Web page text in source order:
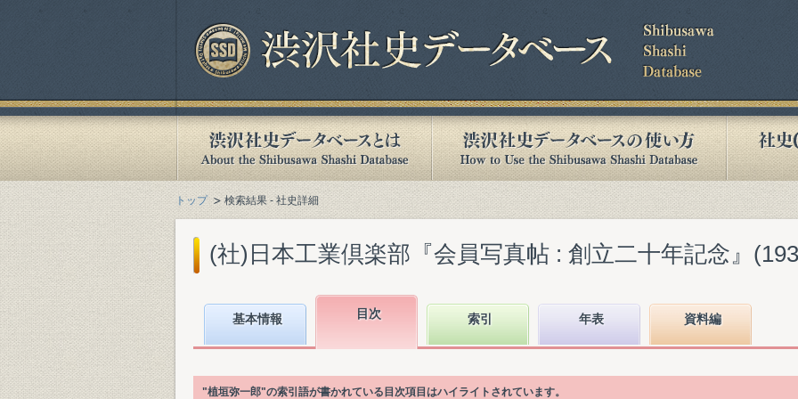
トップ 検索結果 - 社史詳細
(社)日本工業倶楽部『会員写真帖 : 創立二十年記念』
基本情報 目次 索引 年表 資料編
"植垣弥一郎"の索引語が書かれている目次項目はハイライトされています。